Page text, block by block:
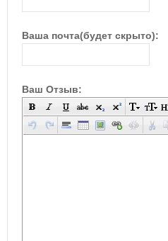
Ваша почта(будет скрыто):
Ваш Отзыв: